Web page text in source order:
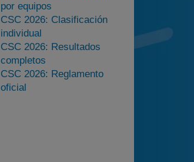
por equipos
CSC 2026: Clasificación
individual
CSC 2026: Resultados
completos
CSC 2026: Reglamento
oficial